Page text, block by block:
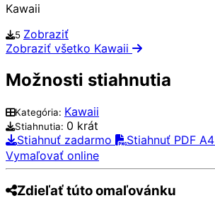
Kawaii
5 Zobraziť
Zobraziť všetko Kawaii
Možnosti stiahnutia
Kategória: Kawaii
Stiahnutia: 0 krát
Stiahnuť zadarmo
Stiahnuť PDF A4
Vymaľovať online
Zdieľať túto omaľovánku